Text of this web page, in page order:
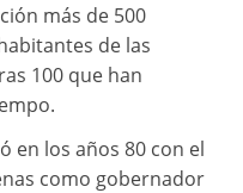
más de 500
de las
100 que han
en los años 80 con el
como gobernador